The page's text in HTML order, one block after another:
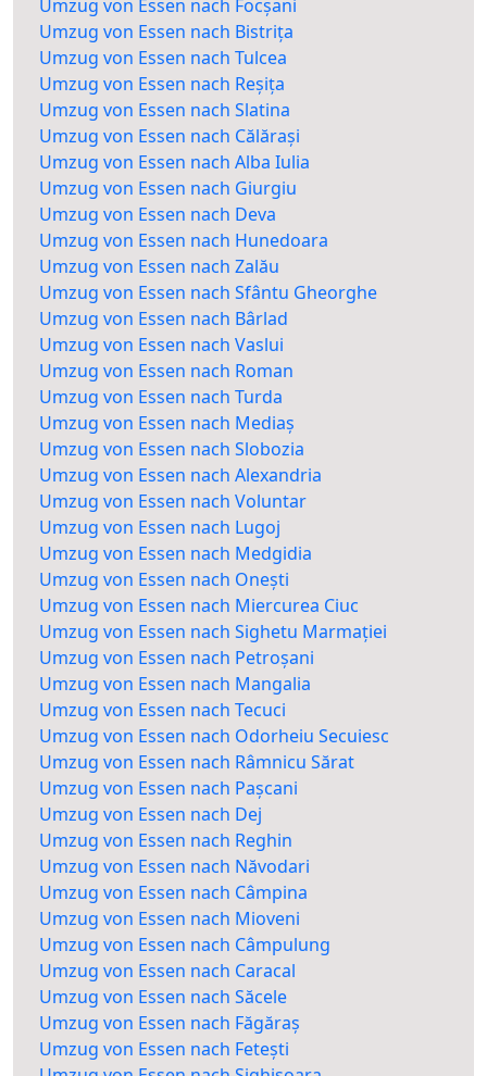
Umzug von Essen nach Focșani
Umzug von Essen nach Bistrița
Umzug von Essen nach Tulcea
Umzug von Essen nach Reșița
Umzug von Essen nach Slatina
Umzug von Essen nach Călărași
Umzug von Essen nach Alba Iulia
Umzug von Essen nach Giurgiu
Umzug von Essen nach Deva
Umzug von Essen nach Hunedoara
Umzug von Essen nach Zalău
Umzug von Essen nach Sfântu Gheorghe
Umzug von Essen nach Bârlad
Umzug von Essen nach Vaslui
Umzug von Essen nach Roman
Umzug von Essen nach Turda
Umzug von Essen nach Mediaș
Umzug von Essen nach Slobozia
Umzug von Essen nach Alexandria
Umzug von Essen nach Voluntar
Umzug von Essen nach Lugoj
Umzug von Essen nach Medgidia
Umzug von Essen nach Onești
Umzug von Essen nach Miercurea Ciuc
Umzug von Essen nach Sighetu Marmației
Umzug von Essen nach Petroșani
Umzug von Essen nach Mangalia
Umzug von Essen nach Tecuci
Umzug von Essen nach Odorheiu Secuiesc
Umzug von Essen nach Râmnicu Sărat
Umzug von Essen nach Pașcani
Umzug von Essen nach Dej
Umzug von Essen nach Reghin
Umzug von Essen nach Năvodari
Umzug von Essen nach Câmpina
Umzug von Essen nach Mioveni
Umzug von Essen nach Câmpulung
Umzug von Essen nach Caracal
Umzug von Essen nach Săcele
Umzug von Essen nach Făgăraș
Umzug von Essen nach Fetești